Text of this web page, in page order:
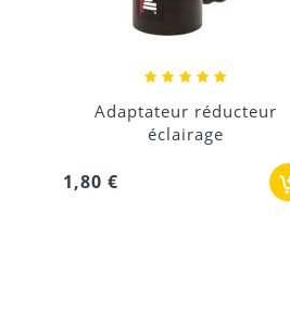
Plaque de montage pour
enceinte
1,80 €